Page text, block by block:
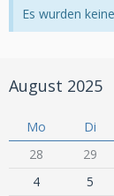
Es wurden
August 2025
Mo Di
28
29
4
5